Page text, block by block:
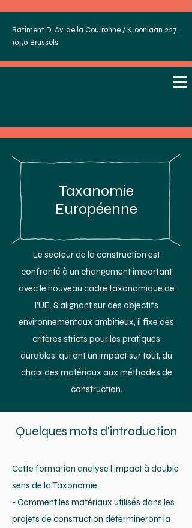
Batiment D, Av. de la Courronne / Kroonlaan 227,
1050 Brussels
Taxanomie
Européenne
Le secteur de la construction est
confronté à un changement important
avec le nouveau cadre taxonomique de
l'UE. S'alignant sur des objectifs
environnementaux ambitieux, il fixe des
critères stricts pour les pratiques
durables, qui ont un impact sur tout, du
choix des matériaux aux méthodes de
construction.
Quelques mots d'introduction
Cette formation analyse l'impact à double
sens de la Taxonomie :
- Comment les matériaux utilisés dans les
projets de construction détermineront la